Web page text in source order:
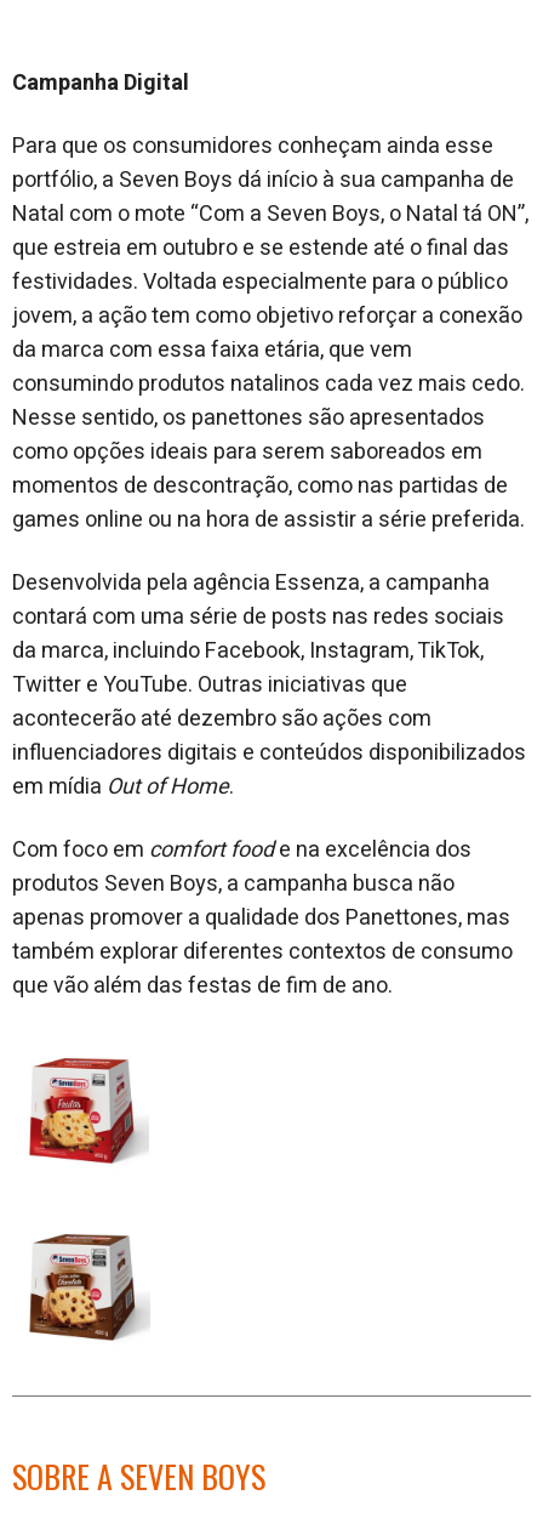
Campanha Digital
Para que os consumidores conheçam ainda esse
portfólio, a Seven Boys dá início à sua campanha de
Natal com o mote “Com a Seven Boys, o Natal tá ON”,
que estreia em outubro e se estende até o final das
festividades. Voltada especialmente para o público
jovem, a ação tem como objetivo reforçar a conexão
da marca com essa faixa etária, que vem
consumindo produtos natalinos cada vez mais cedo.
Nesse sentido, os panettones são apresentados
como opções ideais para serem saboreados em
momentos de descontração, como nas partidas de
games online ou na hora de assistir a série preferida.
Desenvolvida pela agência Essenza, a campanha
contará com uma série de posts nas redes sociais
da marca, incluindo Facebook, Instagram, TikTok,
Twitter e YouTube. Outras iniciativas que
acontecerão até dezembro são ações com
influenciadores digitais e conteúdos disponibilizados
em mídia Out of Home.
Com foco em comfort foode na excelência dos
produtos Seven Boys, a campanha busca não
apenas promover a qualidade dos Panettones, mas
também explorar diferentes contextos de consumo
que vão além das festas de fim de ano.
SOBRE A SEVEN BOYS